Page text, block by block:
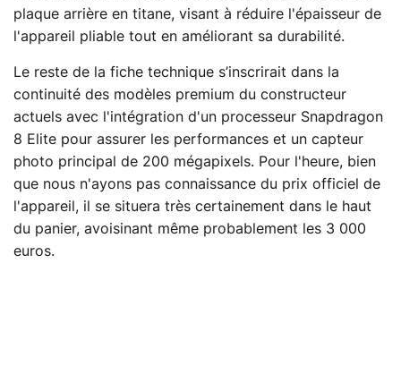
plaque arrière en titane, visant à réduire l'épaisseur de
l'appareil pliable tout en améliorant sa durabilité.
Le reste de la fiche technique s’inscrirait dans la
continuité des modèles premium du constructeur
actuels avec l'intégration d'un processeur Snapdragon
8 Elite pour assurer les performances et un capteur
photo principal de 200 mégapixels. Pour l'heure, bien
que nous n'ayons pas connaissance du prix officiel de
l'appareil, il se situera très certainement dans le haut
du panier, avoisinant même probablement les 3 000
euros.